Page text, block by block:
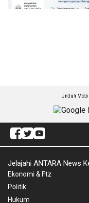
Unduh
Jelajahi ANTARA News
Ekonomi & Ftz
Politik
Hukum